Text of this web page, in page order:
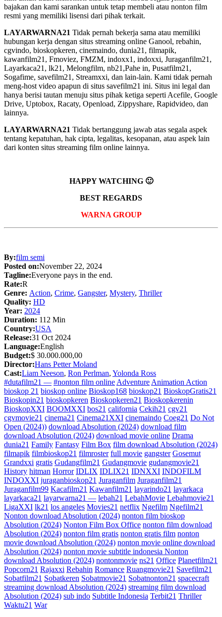
bajakan dan kami sarankan untuk tetap membeli atau nonton film
resmi yang memiliki lisensi dari pihak terkait.
LAYARWARNA21 Tidak pernah bekerja sama atau memiliki
hubungan kerja dengan situs streaming online Ganool, rebahin,
cgvindo, bioskopkeren, cinemaindo, dunia21, filmapik,
kawanfilm21, Fmoviez, FMZM, indoxx1, indoxxi, Juraganfilm21,
Layarkaca21, lk21, Melongfilm, nb21,Pahe in, Pusatfilm21,
Sogafime, savefilm21, Streamxxi, dan lain-lain. Kami tidak pernah
meng-host video apapun di situs savefilm21 ini. Situs ini legal dan
hanya berisi tautan menuju situs pihak ketiga seperti Acefile, Google
Drive, Uptobox, Racaty, Openload, Zippyshare, Rapidvideo, dan
lainnya.
LAYARWARNA21 Tidak bertanggung jawab atas segala aspek
tentang kepatuhan, hak cipta, legalitas, kesopanan, atau aspek lain
dari konten situs streaming film online lainnya.
HAPPY WATCHING 🙂
BEST REGARDS
WARNA GROUP
By:film semi
Posted on:November 22, 2024
Tagline:Everyone pays in the end.
Rate:R
Genre: Action, Crime, Gangster, Mystery, Thriller
Quality: HD
Year: 2024
Duration: 112 Min
Country:USA
Release:31 Oct 2024
Language:English
Budget:$ 30.000.000,00
Director:Hans Petter Moland
Cast:Liam Neeson, Ron Perlman, Yolonda Ross
#dutafilm21 — #nonton film online Adventure Animation Action
bioskop 21 bioskop online Bioskop168 bioskop21 BioskopGratis21
Bioskopin21 bioskopkeren Bioskopkeren21 Bioskopkerenin
BioskopXXI BOOMXXI bos21 california Cekih21 cgv21
cgvmovie21 cinema21 Cinema21XXI cinemaindo Coeg21 Do Not
Open (2024)) download Absolution (2024) download film
download Absolution (2024) download movie online Drama
dunia21 Family Fantasy Film Box film download Absolution (2024)
filmapik filmbioskop21 filmroster full movie gangster Gosemut
Grandxxi gratis Gudangfilm21 Gudangmovie gudangmovie21
History hitman Horror IDLIX IDLIX21 IDNXXI INDOFILM
INDOXXI juraganbioskop21 Juraganfilm Juraganfilm21
Juraganfilm99 Kacafilm21 Kawanfilm21 layarindo21 layarkaca
layarkaca21 layarwarna21 — lebah21 LebahMovie Lebahmovie21
LigaXXI lk21 los angeles Movies21 netflix Ngefilm Ngefilm21
Nonton download Absolution (2024) nonton film bioskop
Absolution (2024) Nonton Film Box Office nonton film download
Absolution (2024) nonton film gratis nonton gratis film nonton
movie download Absolution (2024) nonton movie online download
Absolution (2024) nonton movie subtitle indonesia Nonton
download Absolution (2024) nontonmovie ns21 Office Planetfilm21
Popcorn21 Rajaxxi Rebahin Romance Ruangmovie21 Savefilm21
Sobatfilm21 Sobatkeren Sobatmovie21 Sobatnonton21 spacecraft
streaming download Absolution (2024) streaming film download
Absolution (2024) sub indo Subtitle Indonesia Terbit21 Thriller
Waktu21 War